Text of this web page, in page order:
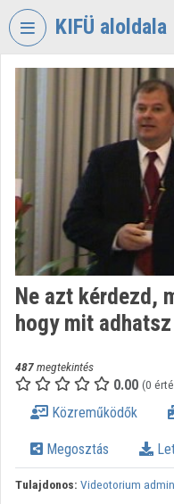
Fejléc kihagyása
KIFÜ aloldala
TORIUM
INFORMATIKAI
FEJLESZTÉSI
ÜGYNÖKSÉG
Intézményi kezdőlap
Bejelentkezés
Intézményi felfedezés
Kategóriák
Intézményi listák
Intézmények
Közreműködők
Ne azt kérdezd,
hogy mit
487megtekintés
0.00 (0
Közreműködők
Megosztás
Tulajdonos: Videotorium admin